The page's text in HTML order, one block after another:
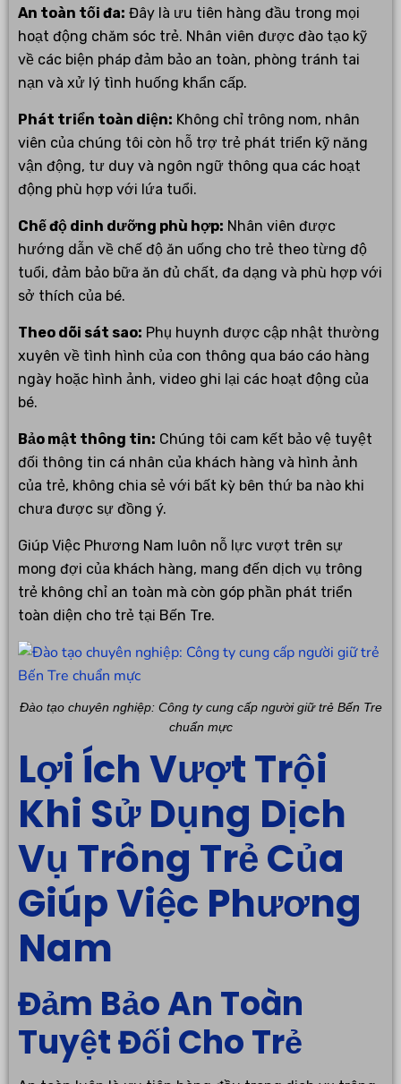
An toàn tối đa: Đây là ưu tiên hàng đầu trong mọi
hoạt động chăm sóc trẻ. Nhân viên được đào tạo kỹ
về các biện pháp đảm bảo an toàn, phòng tránh tai
nạn và xử lý tình huống khẩn cấp.
Phát triển toàn diện: Không chỉ trông nom, nhân
viên của chúng tôi còn hỗ trợ trẻ phát triển kỹ năng
vận động, tư duy và ngôn ngữ thông qua các hoạt
động phù hợp với lứa tuổi.
Chế độ dinh dưỡng phù hợp: Nhân viên được
hướng dẫn về chế độ ăn uống cho trẻ theo từng độ
tuổi, đảm bảo bữa ăn đủ chất, đa dạng và phù hợp với
sở thích của bé.
Theo dõi sát sao: Phụ huynh được cập nhật thường
xuyên về tình hình của con thông qua báo cáo hàng
ngày hoặc hình ảnh, video ghi lại các hoạt động của
bé.
Bảo mật thông tin: Chúng tôi cam kết bảo vệ tuyệt
đối thông tin cá nhân của khách hàng và hình ảnh
của trẻ, không chia sẻ với bất kỳ bên thứ ba nào khi
chưa được sự đồng ý.
Giúp Việc Phương Nam luôn nỗ lực vượt trên sự
mong đợi của khách hàng, mang đến dịch vụ trông
trẻ không chỉ an toàn mà còn góp phần phát triển
toàn diện cho trẻ tại Bến Tre.
Đào tạo chuyên nghiệp: Công ty cung cấp người giữ trẻ Bến Tre
chuẩn mực
Lợi Ích Vượt Trội
Khi Sử Dụng Dịch
Vụ Trông Trẻ Của
Giúp Việc Phương
Nam
Đảm Bảo An Toàn
Tuyệt Đối Cho Trẻ